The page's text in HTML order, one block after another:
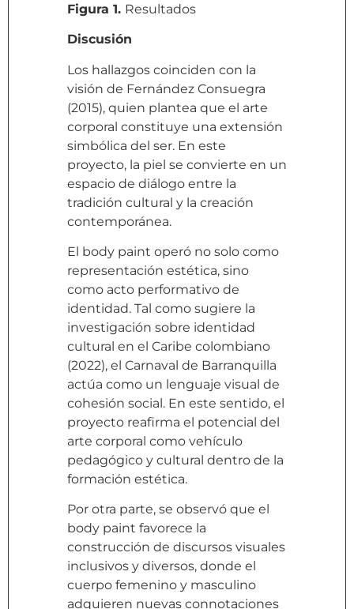
Figura 1. Resultados
Discusión
Los hallazgos coinciden con la
visión de Fernández Consuegra
(2015), quien plantea que el arte
corporal constituye una extensión
simbólica del ser. En este
proyecto, la piel se convierte en un
espacio de diálogo entre la
tradición cultural y la creación
contemporánea.
El body paint operó no solo como
representación estética, sino
como acto performativo de
identidad. Tal como sugiere la
investigación sobre identidad
cultural en el Caribe colombiano
(2022), el Carnaval de Barranquilla
actúa como un lenguaje visual de
cohesión social. En este sentido, el
proyecto reafirma el potencial del
arte corporal como vehículo
pedagógico y cultural dentro de la
formación estética.
Por otra parte, se observó que el
body paint favorece la
construcción de discursos visuales
inclusivos y diversos, donde el
cuerpo femenino y masculino
adquieren nuevas connotaciones